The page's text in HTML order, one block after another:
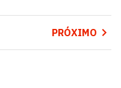
PRÓXIMO